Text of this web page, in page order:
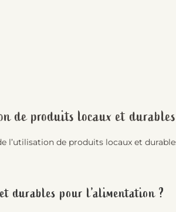
de produits locaux et
l’utilisation de produits locaux et
durables pour l’alimentation ?